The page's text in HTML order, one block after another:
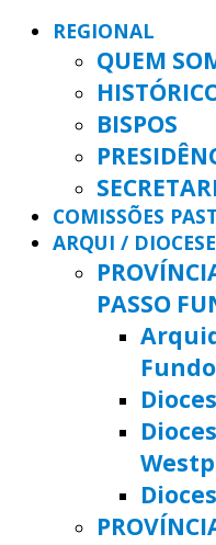
REGIONAL
QUEM
BISPOS
COMISSÕES
ARQUI /
PASSO
Fundo